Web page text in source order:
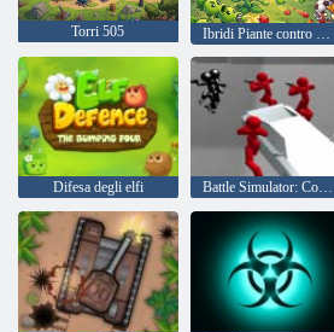
Torri 505
Difesa degli elfi Battle Simulator: Counter Stickman